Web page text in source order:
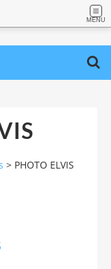
MENU
> PHOTO ELVIS